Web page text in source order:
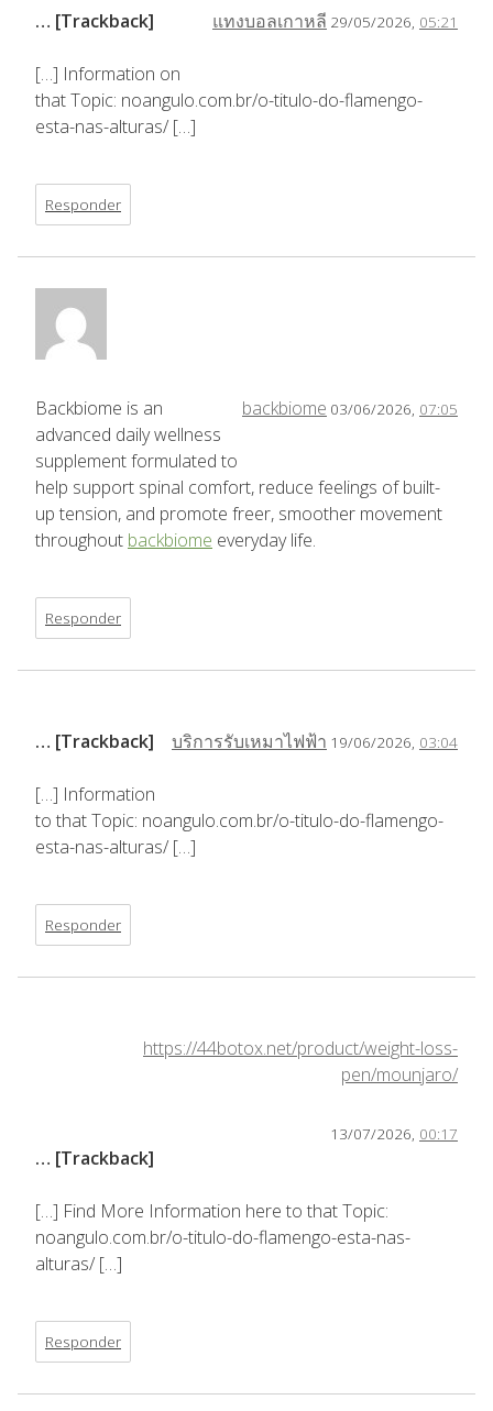
แทงบอลเกาหลี 29/05/2026, 05:21
… [Trackback]
[…] Information on
that Topic: noangulo.com.br/o-titulo-do-flamengo-
esta-nas-alturas/ […]
Responder
backbiome 03/06/2026, 07:05
Backbiome is an
advanced daily wellness
supplement formulated to
help support spinal comfort, reduce feelings of built-
up tension, and promote freer, smoother movement
throughout backbiome everyday life.
Responder
บริการรับเหมาไฟฟ้า 19/06/2026, 03:04
… [Trackback]
[…] Information
to that Topic: noangulo.com.br/o-titulo-do-flamengo-
esta-nas-alturas/ […]
Responder
https://44botox.net/product/weight-loss-
pen/mounjaro/
13/07/2026, 00:17
… [Trackback]
[…] Find More Information here to that Topic:
noangulo.com.br/o-titulo-do-flamengo-esta-nas-
alturas/ […]
Responder